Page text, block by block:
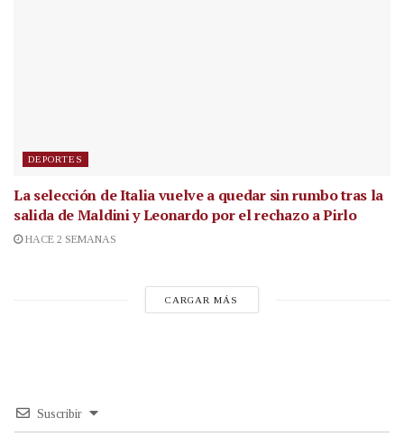
DEPORTES
La selección de Italia vuelve a quedar sin rumbo tras la
salida de Maldini y Leonardo por el rechazo a Pirlo
HACE 2 SEMANAS
CARGAR MÁS
Suscribir